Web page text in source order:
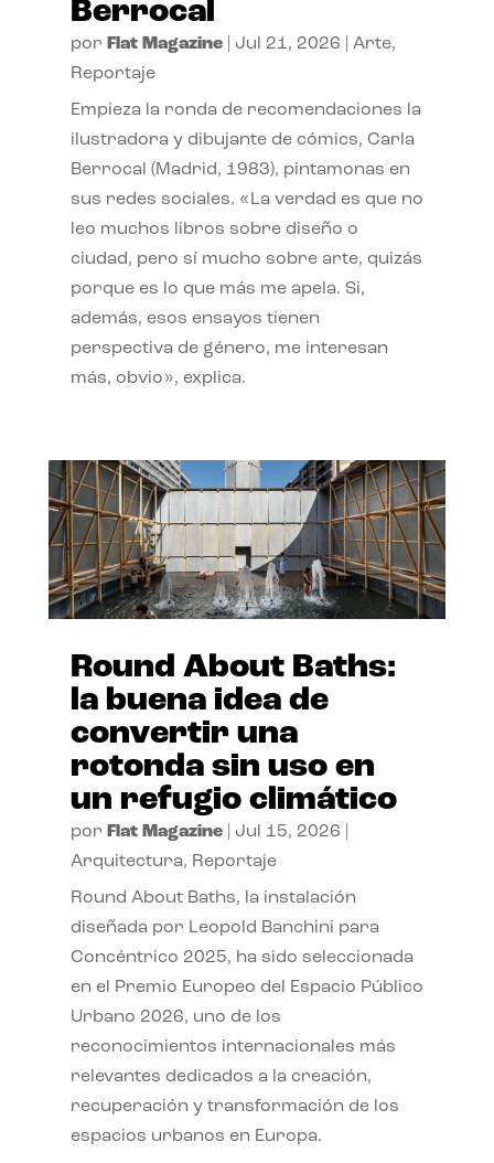
Berrocal
por Flat Magazine| Jul 21, 2026 Arte,
Reportaje
Empieza la ronda de recomendaciones la
ilustradora y dibujante de cómics, Carla
Berrocal (Madrid, 1983), pintamonas en
sus redes sociales. «La verdad es que no
leo muchos libros sobre diseño o
ciudad, pero sí mucho sobre arte, quizás
porque es lo que más me apela. Si,
además, esos ensayos tienen
perspectiva de género, me interesan
más, obvio», explica.
Round About Baths:
la buena idea de
convertir una
rotonda sin uso en
un refugio climático
por Flat Magazine| Jul 15, 2026
Arquitectura, Reportaje
Round About Baths, la instalación
diseñada por Leopold Banchini para
Concéntrico 2025, ha sido seleccionada
en el Premio Europeo del Espacio Público
Urbano 2026, uno de los
reconocimientos internacionales más
relevantes dedicados a la creación,
recuperación y transformación de los
espacios urbanos en Europa.